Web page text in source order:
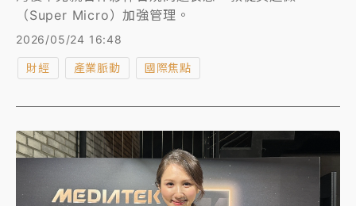
（Super Micro）加強管理。
2026/05/24 16:48
財經 產業脈動 國際焦點